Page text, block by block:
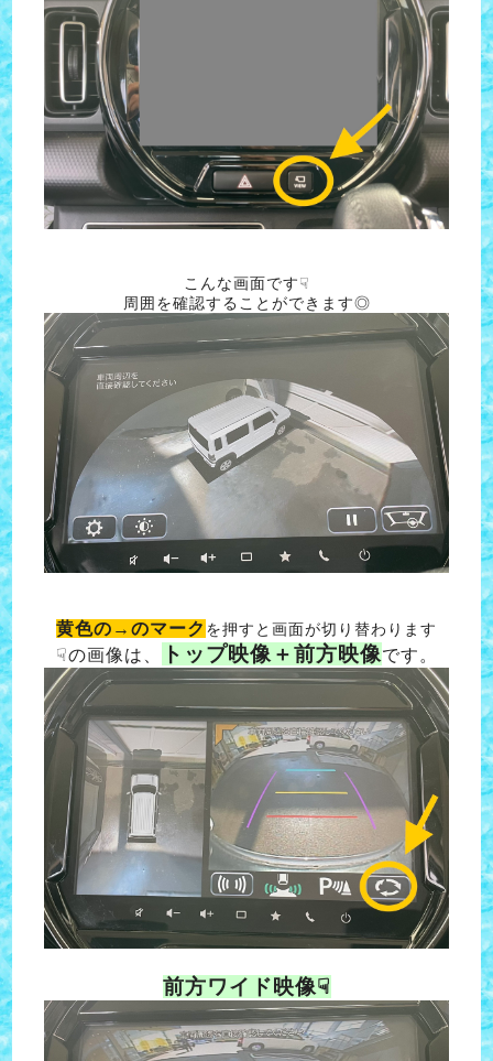
こんな画面です☟
周囲を確認することができます◎
黄色の→のマーク を押すと画面が切り替わります
☟の画像は、 トップ映像＋前方映像です。
前方ワイド映像☟